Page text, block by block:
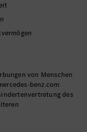
von Menschen
benz.com
des